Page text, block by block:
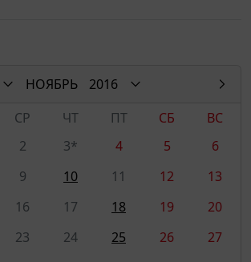
НОЯБРЬ
2016
СР ЧТ ПТ СБ
ВС
2 3* 4 5
6
9 10 11 12
13
16 17 18 19
20
23 24 25 26
27